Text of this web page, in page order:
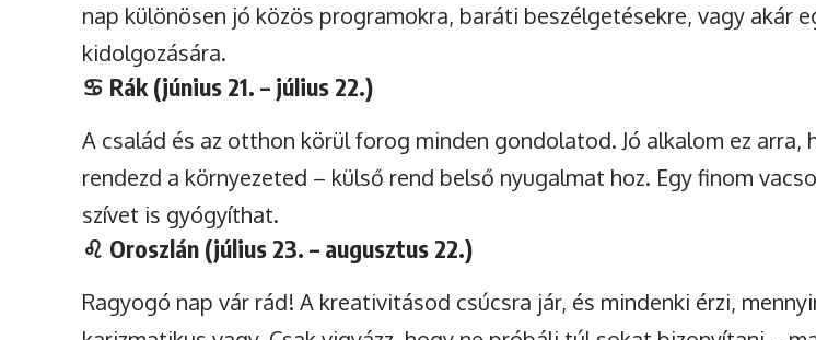
nap különösen jó közös programokra, baráti beszélgetésekre, vagy akár
kidolgozására.
♋ Rák (június 21. – július 22.)
A család és az otthon körül forog minden gondolatod. Jó alkalom ez arra,
rendezd a környezeted – külső rend belső nyugalmat hoz. Egy finom
szívet is gyógyíthat.
♌ Oroszlán (július 23. – augusztus 22.)
Ragyogó nap vár rád! A kreativitásod csúcsra jár, és mindenki érzi,